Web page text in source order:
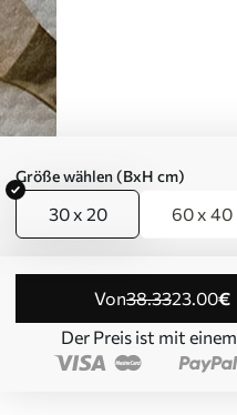
Größe wählen (BxH cm)
30 x 20 60 x 40
von38.3323.00€
Der Preis ist mit einem